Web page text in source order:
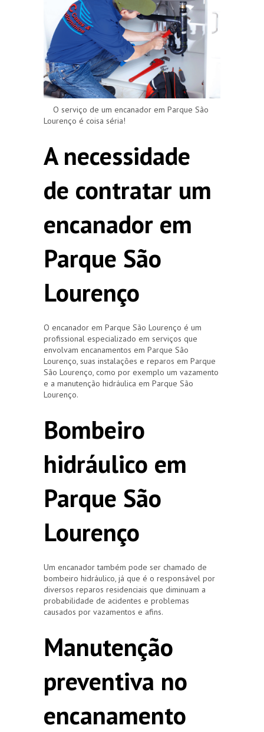
O serviço de um encanador em Parque São
Lourenço é coisa séria!
A necessidade
de contratar um
encanador em
Parque São
Lourenço
O encanador em Parque São Lourenço é um
profissional especializado em serviços que
envolvam encanamentos em Parque São
Lourenço, suas instalações e reparos em Parque
São Lourenço, como por exemplo um vazamento
e a manutenção hidráulica em Parque São
Lourenço.
Bombeiro
hidráulico em
Parque São
Lourenço
Um encanador também pode ser chamado de
bombeiro hidráulico, já que é o responsável por
diversos reparos residenciais que diminuam a
probabilidade de acidentes e problemas
causados por vazamentos e afins.
Manutenção
preventiva no
encanamento